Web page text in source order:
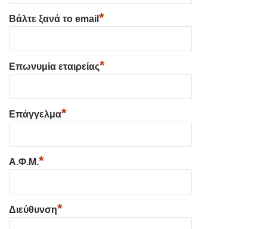
Βάλτε ξανά το email *
Επωνυμία εταιρείας*
Επάγγελμα*
Α.Φ.Μ.*
Διεύθυνση*